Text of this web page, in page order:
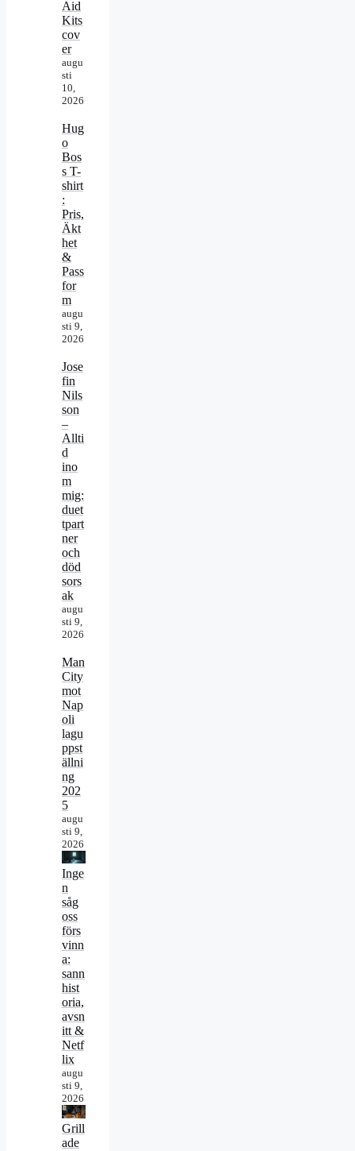
Aid
Kits
cov
er
augu
sti
10,
2026
Hug
o
Bos
s T-
shirt
:
Pris,
Äkt
het
&
Pass
for
m
augu
sti 9,
2026
Jose
fin
Nils
son
–
Allti
d
ino
m
mig:
duet
tpart
ner
och
död
sors
ak
augu
sti 9,
2026
Man
City
mot
Nap
oli
lagu
ppst
ällni
ng
202
5
augu
sti 9,
2026
Inge
n
såg
oss
förs
vinn
a:
sann
hist
oria,
avsn
itt &
Netf
lix
augu
sti 9,
2026
Grill
ade